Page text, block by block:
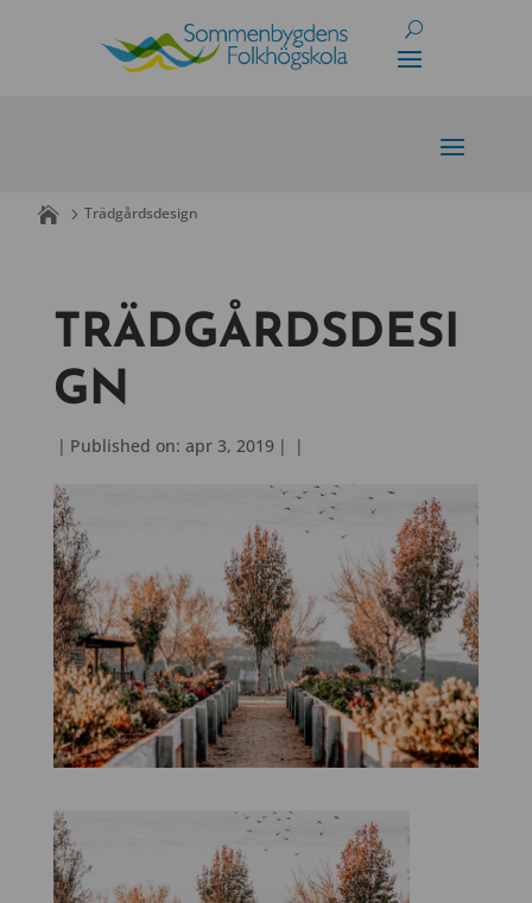
Trädgårdsdesign
TRÄDGÅRDSDESI
GN
| Published on: apr 3, 2019 | |